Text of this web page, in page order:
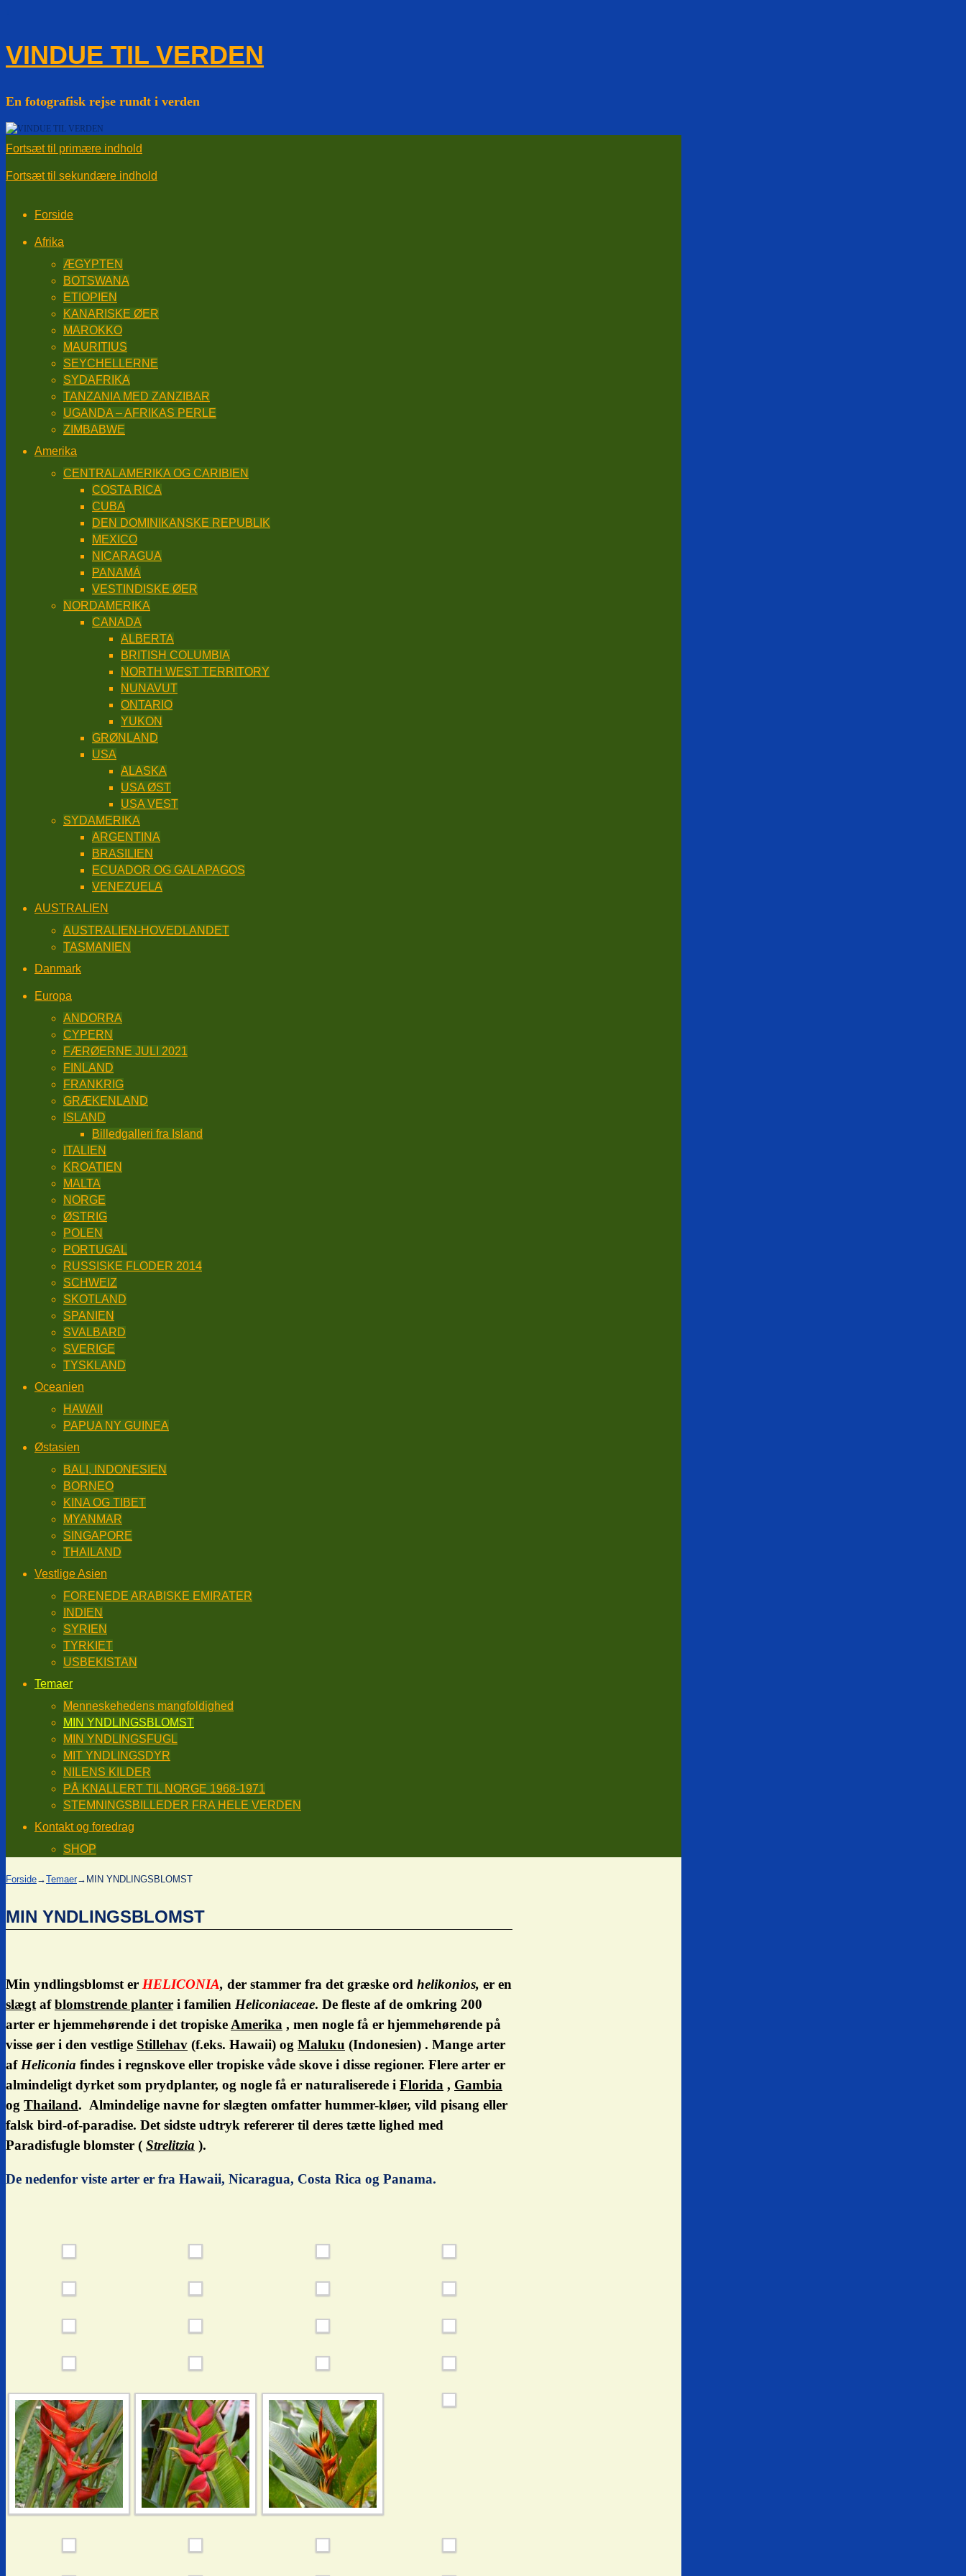
VINDUE TIL VERDEN
En fotografisk rejse rundt i verden
Fortsæt til primære indhold
Fortsæt til sekundære indhold
Forside
Afrika
ÆGYPTEN
BOTSWANA
ETIOPIEN
KANARISKE ØER
MAROKKO
MAURITIUS
SEYCHELLERNE
SYDAFRIKA
TANZANIA MED ZANZIBAR
UGANDA – AFRIKAS PERLE
ZIMBABWE
Amerika
CENTRALAMERIKA OG CARIBIEN
COSTA RICA
CUBA
DEN DOMINIKANSKE REPUBLIK
MEXICO
NICARAGUA
PANAMÁ
VESTINDISKE ØER
NORDAMERIKA
CANADA
ALBERTA
BRITISH COLUMBIA
NORTH WEST TERRITORY
NUNAVUT
ONTARIO
YUKON
GRØNLAND
USA
ALASKA
USA ØST
USA VEST
SYDAMERIKA
ARGENTINA
BRASILIEN
ECUADOR OG GALAPAGOS
VENEZUELA
AUSTRALIEN
AUSTRALIEN-HOVEDLANDET
TASMANIEN
Danmark
Europa
ANDORRA
CYPERN
FÆRØERNE JULI 2021
FINLAND
FRANKRIG
GRÆKENLAND
ISLAND
Billedgalleri fra Island
ITALIEN
KROATIEN
MALTA
NORGE
ØSTRIG
POLEN
PORTUGAL
RUSSISKE FLODER 2014
SCHWEIZ
SKOTLAND
SPANIEN
SVALBARD
SVERIGE
TYSKLAND
Oceanien
HAWAII
PAPUA NY GUINEA
Østasien
BALI, INDONESIEN
BORNEO
KINA OG TIBET
MYANMAR
SINGAPORE
THAILAND
Vestlige Asien
FORENEDE ARABISKE EMIRATER
INDIEN
SYRIEN
TYRKIET
USBEKISTAN
Temaer
Menneskehedens mangfoldighed
MIN YNDLINGSBLOMST
MIN YNDLINGSFUGL
MIT YNDLINGSDYR
NILENS KILDER
PÅ KNALLERT TIL NORGE 1968-1971
STEMNINGSBILLEDER FRA HELE VERDEN
Kontakt og foredrag
SHOP
Forside→Temaer→ MIN YNDLINGSBLOMST
MIN YNDLINGSBLOMST
Min yndlingsblomst er HELICONIA, der stammer fra det græske ord helikonios, er en
slægtafblomstrende planter i familien Heliconiaceae. De fleste af de omkring 200
arter er hjemmehørende i det tropiskeAmerika , men nogle få er hjemmehørende på
visse øer i den vestlige Stillehav (f.eks. Hawaii) og Maluku (Indonesien) . Mange arter
afHeliconia findes i regnskove eller tropiske våde skove i disse regioner. Flere arter er
almindeligt dyrket som prydplanter, og nogle få er naturaliserede i Florida , Gambia
og Thailand. Almindelige navne for slægten omfatter hummer-kløer, vild pisang eller
falsk bird-of-paradise. Det sidste udtryk refererer til deres tætte lighed med
Paradisfugle blomster ( Strelitzia ).
De nedenfor viste arter er fra Hawaii, Nicaragua, Costa Rica og Panama.